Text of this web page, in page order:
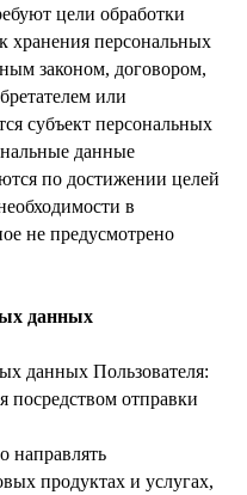
цели обработки
хранения персональных
законом, договором,
или
субъект персональных
данные
по достижении целей
в
не предусмотрено
данных
данных Пользователя:
посредством отправки
направлять
продуктах и услугах,